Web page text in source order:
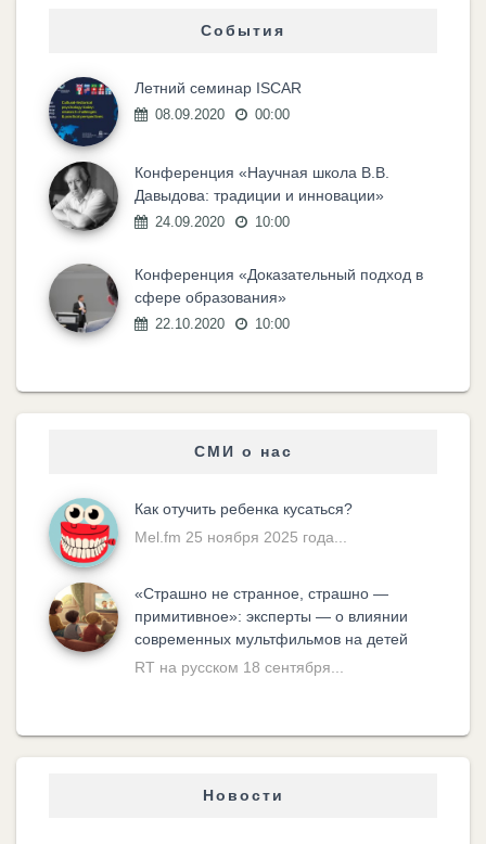
События
Летний семинар ISCAR
08.09.2020 00:00
Конференция «Научная школа В.В.
Давыдова: традиции и инновации»
24.09.2020 10:00
Конференция «Доказательный подход в
сфере образования»
22.10.2020 10:00
СМИ о нас
Как отучить ребенка кусаться?
Mel.fm 25 ноября 2025 года...
«Cтрашно не странное, страшно —
примитивное»: эксперты — о влиянии
современных мультфильмов на детей
RT на русском 18 сентября...
Новости